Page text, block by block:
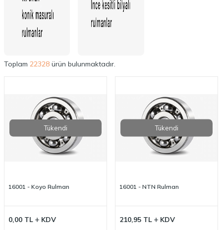
Toplam 22328 ürün bulunmaktadır.
Tükendi
16001 - Koyo Rulman
0,00 TL KDV
Tükendi
16001 - NTN Rulman
210,95 TL KDV